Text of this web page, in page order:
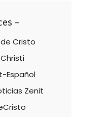
–
Cristo
Español
Zenit